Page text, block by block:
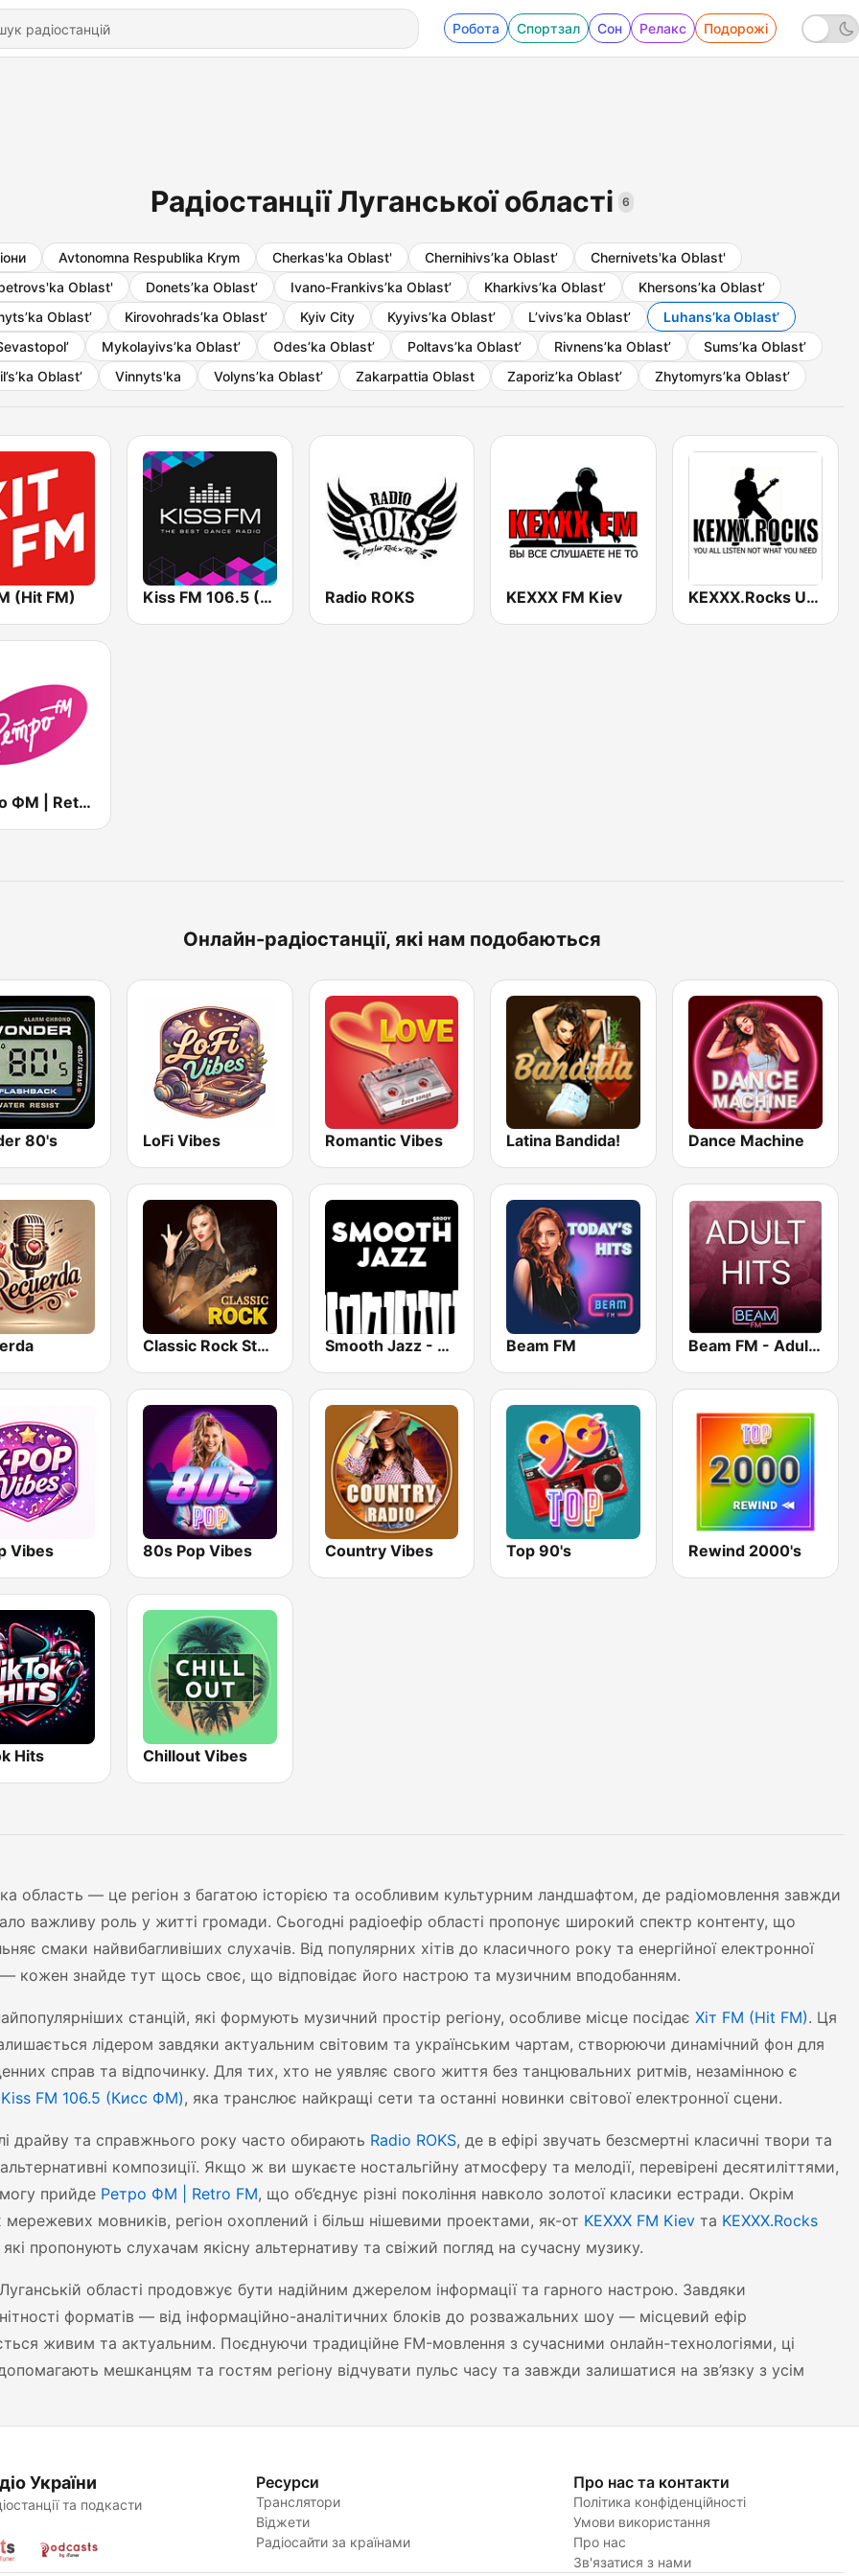
Робота Спортзал Сон Релакс Подорожі
Радіостанції Луганської області 6
Avtonomna Respublika Krym Cherkas'ka Oblast' Chernihivs’ka Oblast’
Chernivets'ka Oblast'
Oblast'
Donets’ka Oblast’ Ivano-Frankivs’ka Oblast’ Kharkivs’ka Oblast’
Khersons’ka Oblast’
Oblast’
Kirovohrads’ka Oblast’ Kyiv City Kyyivs’ka Oblast’ L’vivs’ka Oblast’
Luhans’ka Oblast’
Mykolayivs’ka Oblast’ Odes’ka Oblast’ Poltavs’ka Oblast’ Rivnens’ka Oblast’
Sums’ka Oblast’
Oblast’
Vinnyts'ka Volyns’ka Oblast’ Zakarpattia Oblast Zaporiz’ka Oblast’ Zhytomyrs’ka Oblast’
(Hit FM) Kiss FM 106.5 (Кисc ФМ) Radio ROKS KEXXX FM Kiev KEXXX.Rocks Ukraine
Ретро ФМ | Retro FM
Онлайн-радіостанції, які нам подобаються
80's LoFi Vibes Romantic Vibes Latina Bandida! Dance Machine
Classic Rock Station Smooth Jazz - Groov Beam FM Beam FM - Adult Hits
Vibes 80s Pop Vibes Country Vibes Top 90's Rewind 2000's
Hits Chillout Vibes
область — це регіон з багатою історією та особливим культурним ландшафтом, де радіомовлення завжди
важливу роль у житті громади. Сьогодні радіоефір області пропонує широкий спектр контенту, що
смаки найвибагливіших слухачів. Від популярних хітів до класичного року та енергійної електронної
кожен знайде тут щось своє, що відповідає його настрою та музичним вподобанням.
станцій, які формують музичний простір регіону, особливе місце посідає Хіт FM (Hit FM). Ця
лідером завдяки актуальним світовим та українським чартам, створюючи динамічний фон для
справ та відпочинку. Для тих, хто не уявляє свого життя без танцювальних ритмів, незамінною є
Kiss FM 106.5 (Кисc ФМ), яка транслює найкращі сети та останні новинки світової електронної сцени.
драйву та справжнього року часто обирають Radio ROKS, де в ефірі звучать безсмертні класичні твори та
композиції. Якщо ж ви шукаєте ностальгійну атмосферу та мелодії, перевірені десятиліттями,
прийде Ретро ФМ | Retro FM, що об’єднує різні покоління навколо золотої класики естради. Окрім
мережевих мовників, регіон охоплений і більш нішевими проектами, як-от KEXXX FM Kiev та KEXXX.Rocks
які пропонують слухачам якісну альтернативу та свіжий погляд на сучасну музику.
області продовжує бути надійним джерелом інформації та гарного настрою. Завдяки
форматів — від інформаційно-аналітичних блоків до розважальних шоу — місцевий ефір
живим та актуальним. Поєднуючи традиційне FM-мовлення з сучасними онлайн-технологіями, ці
допомагають мешканцям та гостям регіону відчувати пульс часу та завжди залишатися на зв’язку з усім
України
та подкасти
Ресурси
Транслятори
Віджети
Радіосайти за країнами
Про нас та контакти
Політика конфіденційності
Умови використання
Про нас
Зв'язатися з нами